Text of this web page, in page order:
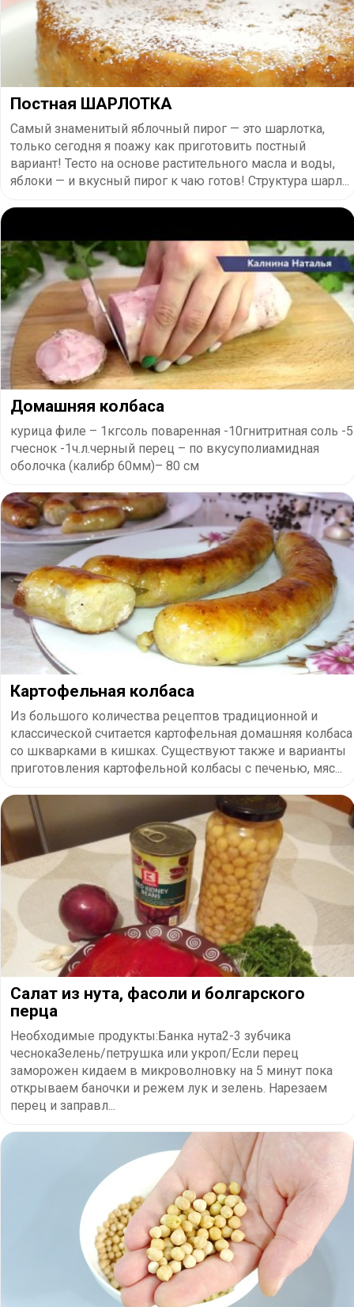
Постная ШАРЛОТКА
Самый знаменитый яблочный пирог — это шарлотка,
только сегодня я поажу как приготовить постный
вариант! Тесто на основе растительного масла и воды,
яблоки — и вкусный пирог к чаю готов! Структура шарл...
Домашняя колбаса
курица филе – 1кгсоль поваренная -10гнитритная соль -5
гчеснок -1ч.л.черный перец – по вкусуполиамидная
оболочка (калибр 60мм)– 80 см
Картофельная колбаса
Из большого количества рецептов традиционной и
классической считается картофельная домашняя колбаса
со шкварками в кишках. Существуют также и варианты
приготовления картофельной колбасы с печенью, мяс...
Салат из нута, фасоли и болгарского
перца
Необходимые продукты:Банка нута2-3 зубчика
чеснокаЗелень/петрушка или укроп/Если перец
заморожен кидаем в микроволновку на 5 минут пока
открываем баночки и режем лук и зелень. Нарезаем
перец и заправл...